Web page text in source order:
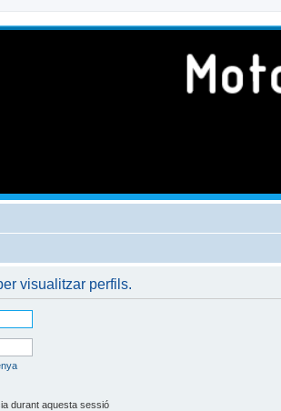
visualitzar perfils.
durant aquesta sessió